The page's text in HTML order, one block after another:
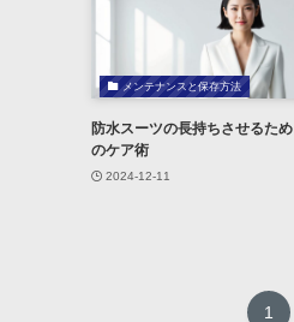
メンテナンスと保存方法
防水スーツの長持ちさせるため
のケア術
2024-12-11
1